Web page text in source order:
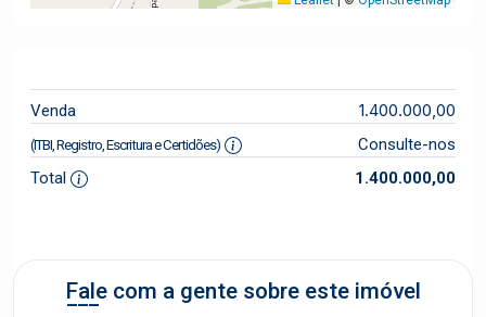
Venda 1.400.000,00
(ITBI, Registro, Escritura e Certidões)
Consulte-nos
Total
1.400.000,00
Fale com a gente sobre este imóvel